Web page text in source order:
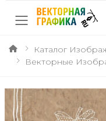
Каталог
Векторные